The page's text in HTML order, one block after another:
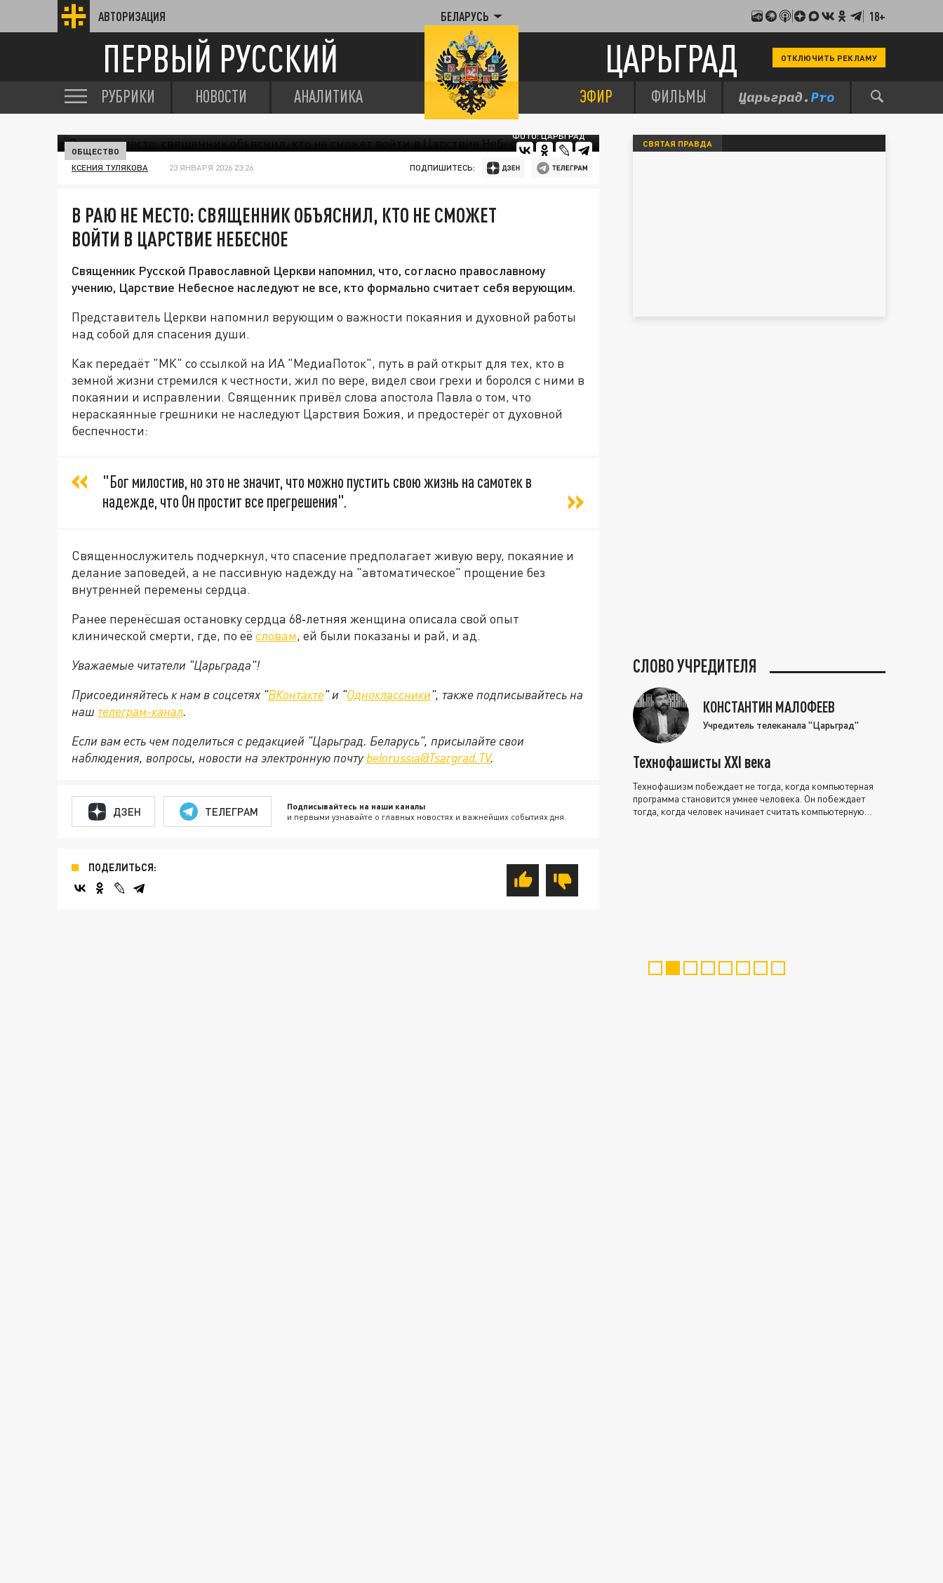
АВТОРИЗАЦИЯ БЕЛАРУСЬ 18+
ПЕРВЫЙ РУССКИЙ ЦАРЬГРАД ОТКЛЮЧИТЬ РЕКЛАМУ
РУБРИКИ НОВОСТИ АНАЛИТИКА ЭФИР ФИЛЬМЫ
ФОТО: ЦАРЬГРАД
ОБЩЕСТВО
КСЕНИЯ ТУЛЯКОВА 23 ЯНВАРЯ 2026 23:26 ПОДПИШИТЕСЬ:
В РАЮ НЕ МЕСТО: СВЯЩЕННИК ОБЪЯСНИЛ, КТО НЕ СМОЖЕТ
ВОЙТИ В ЦАРСТВИЕ НЕБЕСНОЕ
Священник Русской Православной Церкви напомнил, что, согласно православному
учению, Царствие Небесное наследуют не все, кто формально считает себя верующим.
Представитель Церкви напомнил верующим о важности покаяния и духовной работы
над собой для спасения души.
Как передаёт "МК" со ссылкой на ИА "МедиаПоток", путь в рай открыт для тех, кто в
земной жизни стремился к честности, жил по вере, видел свои грехи и боролся с ними в
покаянии и исправлении. Священник привёл слова апостола Павла о том, что
нераскаянные грешники не наследуют Царствия Божия, и предостерёг от духовной
беспечности:
"Бог милостив, но это не значит, что можно пустить свою жизнь на самотек в
надежде, что Он простит все прегрешения".
Священнослужитель подчеркнул, что спасение предполагает живую веру, покаяние и
делание заповедей, а не пассивную надежду на "автоматическое" прощение без
внутренней перемены сердца.
Ранее перенёсшая остановку сердца 68‑летняя женщина описала свой опыт
клинической смерти, где, по её словам, ей были показаны и рай, и ад.
Уважаемые читатели "Царьграда"!
Присоединяйтесь к нам в соцсетях "ВКонтакте" и "Одноклассники", также подписывайтесь на
наш телеграм-канал.
Если вам есть чем поделиться с редакцией "Царьград. Беларусь", присылайте свои
наблюдения, вопросы, новости на электронную почту belorussia@Tsargrad.TV.
ДЗЕН ТЕЛЕГРАМ Подписывайтесь на наши каналы
и первыми узнавайте о главных новостях и важнейших событиях дня.
ПОДЕЛИТЬСЯ:
СВЯТАЯ ПРАВДА
СЛОВО УЧРЕДИТЕЛЯ
КОНСТАНТИН МАЛОФЕЕВ
Учредитель телеканала "Царьград"
Технофашисты XXI века
Технофашизм побеждает не тогда, когда компьютерная
программа становится умнее человека. Он побеждает
тогда, когда человек начинает считать компьютерную